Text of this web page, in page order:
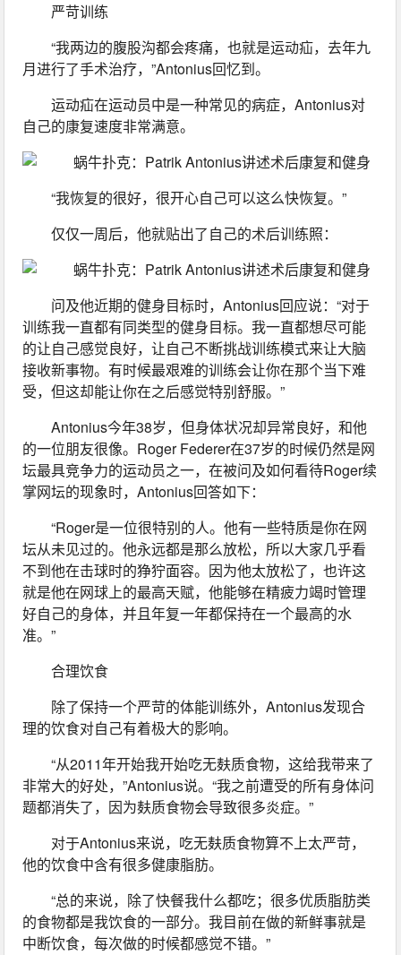
严苛训练
“我两边的腹股沟都会疼痛，也就是运动疝，去年九
月进行了手术治疗，”Antonius回忆到。
运动疝在运动员中是一种常见的病症，Antonius对
自己的康复速度非常满意。
“我恢复的很好，很开心自己可以这么快恢复。”
仅仅一周后，他就贴出了自己的术后训练照：
问及他近期的健身目标时，Antonius回应说：“对于
训练我一直都有同类型的健身目标。我一直都想尽可能
的让自己感觉良好，让自己不断挑战训练模式来让大脑
接收新事物。有时候最艰难的训练会让你在那个当下难
受，但这却能让你在之后感觉特别舒服。”
Antonius今年38岁，但身体状况却异常良好，和他
的一位朋友很像。Roger Federer在37岁的时候仍然是网
坛最具竞争力的运动员之一，在被问及如何看待Roger续
掌网坛的现象时，Antonius回答如下：
“Roger是一位很特别的人。他有一些特质是你在网
坛从未见过的。他永远都是那么放松，所以大家几乎看
不到他在击球时的狰狞面容。因为他太放松了，也许这
就是他在网球上的最高天赋，他能够在精疲力竭时管理
好自己的身体，并且年复一年都保持在一个最高的水
准。”
合理饮食
除了保持一个严苛的体能训练外，Antonius发现合
理的饮食对自己有着极大的影响。
“从2011年开始我开始吃无麸质食物，这给我带来了
非常大的好处，”Antonius说。“我之前遭受的所有身体问
题都消失了，因为麸质食物会导致很多炎症。”
对于Antonius来说，吃无麸质食物算不上太严苛，
他的饮食中含有很多健康脂肪。
“总的来说，除了快餐我什么都吃；很多优质脂肪类
的食物都是我饮食的一部分。我目前在做的新鲜事就是
中断饮食，每次做的时候都感觉不错。”